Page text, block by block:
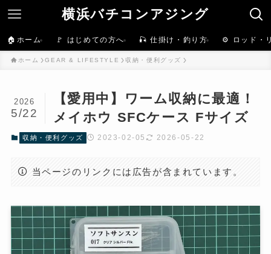
横浜バチコンアジング
🏠ホーム 🚩 はじめての方へ 🎣 仕掛け・釣り方 ⚙️ ロッド・
ホーム GEAR & LIFESTYLE 収納・便利グッズ
【愛用中】ワーム収納に最適！
メイホウ SFCケース Fサイズ
2026
5/22
収納・便利グッズ 2023-02-05 2026-05-22
当ページのリンクには広告が含まれています。